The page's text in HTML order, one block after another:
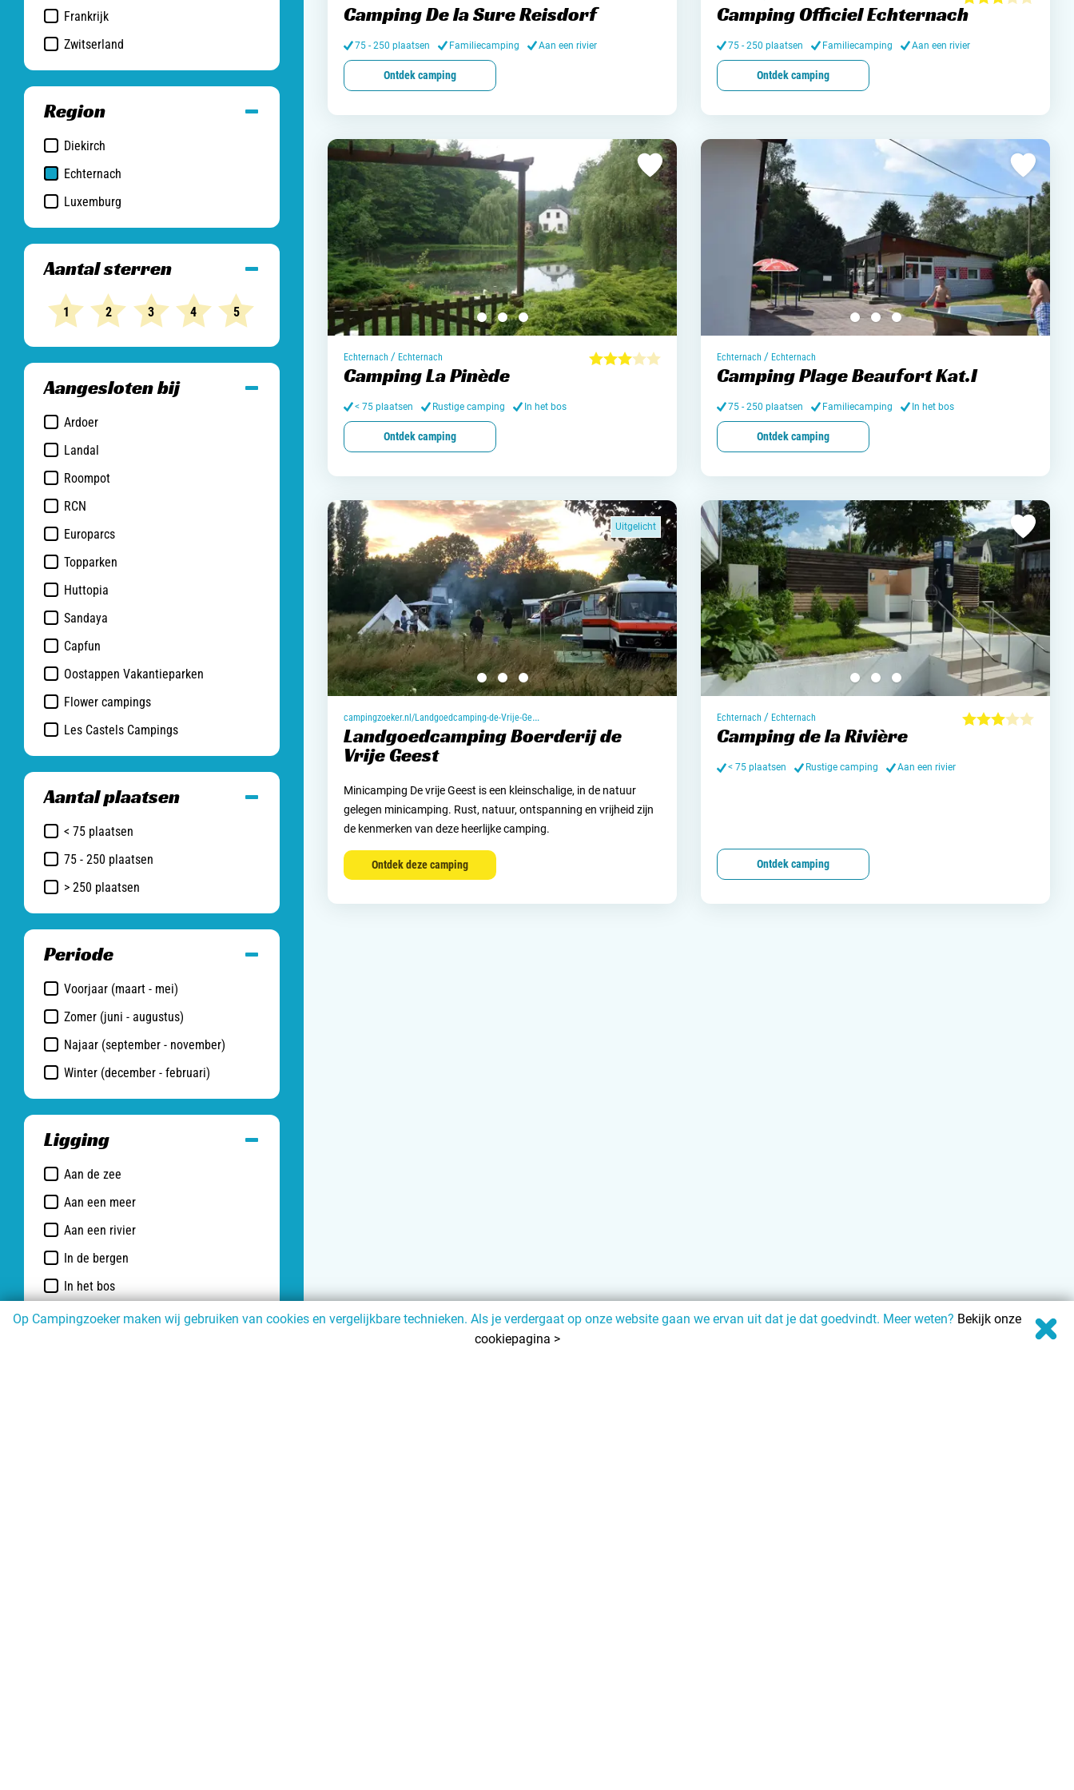
Frankrijk
Nieuws / blog
Over Campingzoeker
Veel gestelde vragen
Meld mijn camping aan
Contact opnemen
Frankrijk
Zwitserland
Region
Diekirch
Echternach
Luxemburg
Aantal sterren
1 2 3 4 5
Aangesloten bij
Ardoer
Landal
Roompot
RCN
Europarcs
Topparken
Huttopia
Sandaya
Capfun
Oostappen Vakantieparken
Flower campings
Les Castels Campings
Aantal plaatsen
< 75 plaatsen
75 - 250 plaatsen
> 250 plaatsen
Periode
Voorjaar (maart - mei)
Zomer (juni - augustus)
Najaar (september - november)
Winter (december - februari)
Ligging
Aan de zee
Aan een meer
Aan een rivier
In de bergen
In het bos
Landelijk
Camping De la Sure Reisdorf
75 - 250 plaatsen Familiecamping Aan een rivier
Ontdek camping
Camping Officiel Echternach
75 - 250 plaatsen Familiecamping Aan een rivier
Ontdek camping
Echternach / Echternach
Camping La Pinède
< 75 plaatsen Rustige camping In het bos
Ontdek camping
Echternach / Echternach
Camping Plage Beaufort Kat.I
75 - 250 plaatsen Familiecamping In het bos
Ontdek camping
Uitgelicht
campingzoeker.nl/Landgoedcamping-de-Vrije-Geest
Landgoedcamping Boerderij de
Vrije Geest
Minicamping De vrije Geest is een kleinschalige, in de natuur
gelegen minicamping. Rust, natuur, ontspanning en vrijheid zijn
de kenmerken van deze heerlijke camping.
Ontdek deze camping
Echternach / Echternach
Camping de la Rivière
< 75 plaatsen Rustige camping Aan een rivier
Ontdek camping
Op Campingzoeker maken wij gebruiken van cookies en vergelijkbare technieken. Als je verdergaat op onze website gaan we ervan uit dat je dat goedvindt. Meer weten? Bekijk onze
cookiepagina >